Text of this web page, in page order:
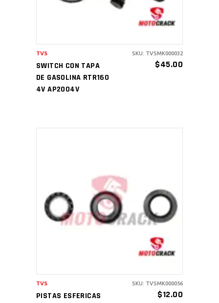
SWITCH CON TAPA
DE GASOLINA RTR160
4V AP2004V
$45.00
TVS SKU: TVSMK000032
AÑADIR AL CARRITO
PISTAS ESFERICAS
$12.00
TVS SKU: TVSMK000056